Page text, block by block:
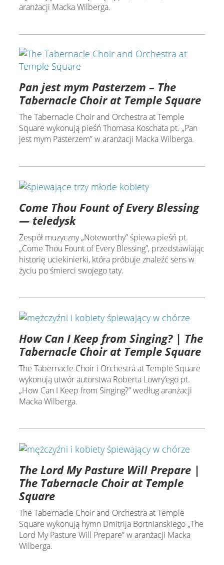
aranżacji Macka Wilberga.
Pan jest mym Pasterzem – The
Tabernacle Choir at Temple Square
The Tabernacle Choir and Orchestra at Temple
Square wykonują pieśń Thomasa Koschata pt. „Pan
jest mym Pasterzem” w aranżacji Macka Wilberga.
Come Thou Fount of Every Blessing
— teledysk
Zespół muzyczny „Noteworthy” śpiewa pieśń pt.
„Come Thou Fount of Every Blessing”, przedstawiając
historię uciekinierki, która próbuje znaleźć sens w
życiu po śmierci swojego taty.
How Can I Keep from Singing? | The
Tabernacle Choir at Temple Square
The Tabernacle Choir i Orchestra at Temple Square
wykonują utwór autorstwa Roberta Lowry’ego pt.
„How Can I Keep from Singing?” według aranżacji
Macka Wilberga.
The Lord My Pasture Will Prepare |
The Tabernacle Choir at Temple
Square
The Tabernacle Choir and Orchestra at Temple
Square wykonują hymn Dmitrija Bortnianskiego „The
Lord My Pasture Will Prepare” w aranżacji Macka
Wilberga.